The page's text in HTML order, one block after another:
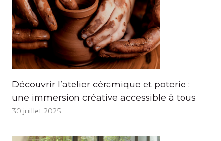
Découvrir l’atelier céramique et poterie :
une immersion créative accessible à tous
30 juillet 2025